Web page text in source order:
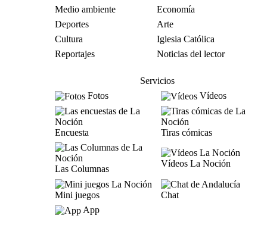
Medio ambiente
Economía
Deportes
Arte
Cultura
Iglesia Católica
Reportajes
Noticias del lector
Servicios
Fotos
Vídeos
Encuesta Tiras cómicas
Las Columnas
Vídeos La Noción
Mini juegos
Chat
App